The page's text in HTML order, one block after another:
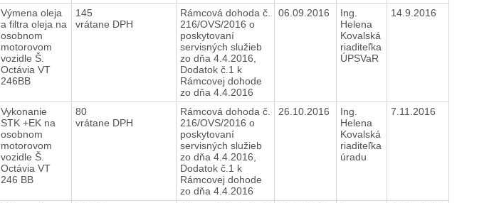
Výmena oleja
a filtra oleja na
osobnom
motorovom
vozidle Š.
Octávia VT
246BB
145
vrátane DPH
Rámcová dohoda č.
216/OVS/2016 o
poskytovaní
servisných služieb
zo dňa 4.4.2016,
Dodatok č.1 k
Rámcovej dohode
zo dňa 4.4.2016
06.09.2016
Ing.
Helena
Kovalská
riaditeľka
ÚPSVaR
14.9.2016
Vykonanie
STK +EK na
osobnom
motorovom
vozidle Š.
Octávia VT
246 BB
80
vrátane DPH
Rámcová dohoda č.
216/OVS/2016 o
poskytovaní
servisných služieb
zo dňa 4.4.2016,
Dodatok č.1 k
Rámcovej dohode
zo dňa 4.4.2016
26.10.2016
Ing.
Helena
Kovalská
riaditeľka
úradu
7.11.2016